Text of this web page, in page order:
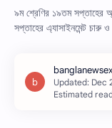
৯ম শ্রেণির ১৯তম সপ্তাহের
সপ্তাহের এ্যাসাইনমেন্ট
Estimated